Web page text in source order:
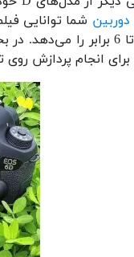
دوربین شما توانایی